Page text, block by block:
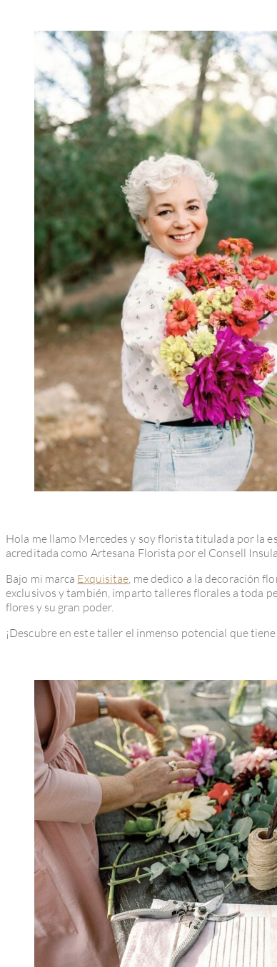
Hola me llamo Mercedes y soy florista titulada por la
acreditada como Artesana Florista por el Consell
Bajo mi marca Exquisitae , me dedico a la decoración
exclusivos y también, imparto talleres florales a toda
flores y su gran poder.
¡Descubre en este taller el inmenso potencial que